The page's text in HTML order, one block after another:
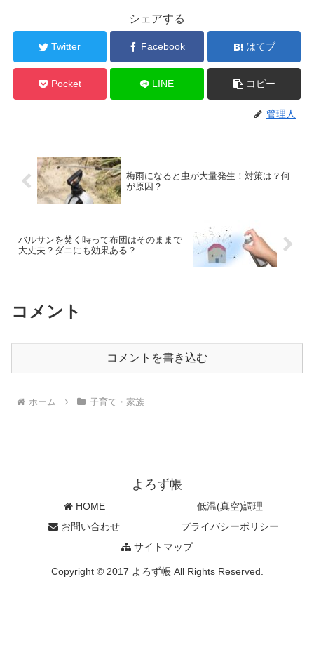
シェアする
Twitter Facebook はてブ
Pocket LINE コピー
管理人
梅雨になると虫が大量発生！対策は？何
が原因？
バルサンを焚く時って布団はそのままで
大丈夫？ダニにも効果ある？
コメント
コメントを書き込む
ホーム 子育て・家族
よろず帳
HOME
低温(真空)調理
お問い合わせ
プライバシーポリシー
サイトマップ
Copyright © 2017 よろず帳 All Rights Reserved.